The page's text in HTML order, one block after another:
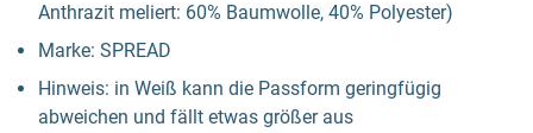
Anthrazit meliert: 60% Baumwolle, 40% Polyester)
Marke: SPREAD
Hinweis: in Weiß kann die Passform geringfügig
abweichen und fällt etwas größer aus